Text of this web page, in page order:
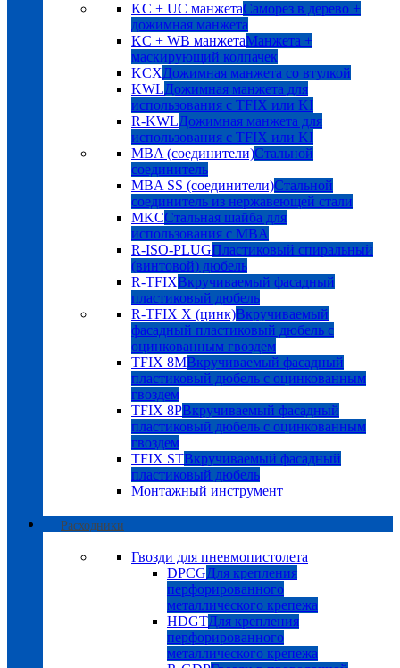
KC + UC манжетаСаморез в дерево +
дожимная манжета
KC + WB манжетаМанжета +
маскирующий колпачек
KCXДожимная манжета со втулкой
KWLДожимная манжета для
использования с TFIX или KI
R-KWLДожимная манжета для
использования с TFIX или KI
MBA (соединители)Стальной
соединитель
MBA SS (соединители)Стальной
соединитель из нержавеющей стали
MKCСтальная шайба для
использования с MBA
R-ISO-PLUGПластиковый спиральный
(винтовой) дюбель
R-TFIXВкручиваемый фасадный
пластиковый дюбель
R-TFIX X (цинк)Вкручиваемый
фасадный пластиковый дюбель с
оцинкованным гвоздем
TFIX 8MВкручиваемый фасадный
пластиковый дюбель с оцинкованным
гвоздем
TFIX 8PВкручиваемый фасадный
пластиковый дюбель с оцинкованным
гвоздем
TFIX STВкручиваемый фасадный
пластиковый дюбель
Монтажный инструмент
Расходники
Гвозди для пневмопистолета
DPCGДля крепления
перфорированного
металлического крепежа
HDGTДля крепления
перфорированного
металлического крепежа